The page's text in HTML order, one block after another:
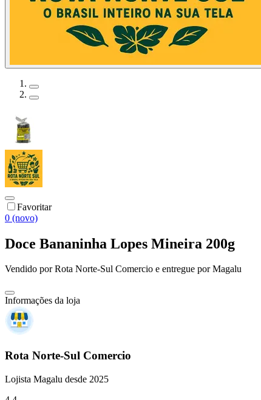
Favoritar
0 (novo)
Doce Bananinha Lopes Mineira 200g
Vendido porRota Norte-Sul Comercio e entregue por Magalu
Informações da loja
Rota Norte-Sul Comercio
Lojista Magalu desde 2025